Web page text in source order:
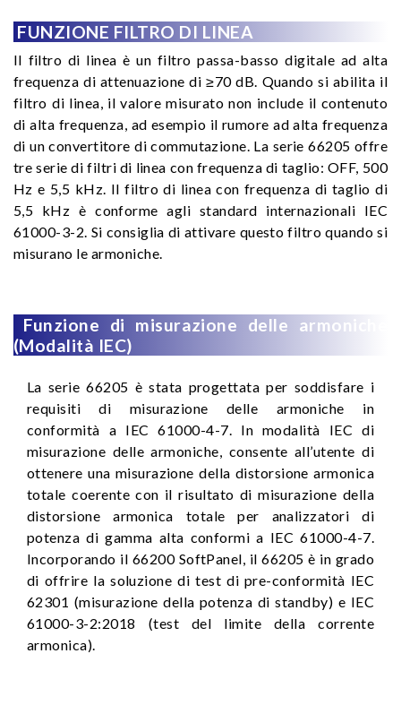
FUNZIONE FILTRO DI LINEA
Il filtro di linea è un filtro passa-basso digitale ad alta
frequenza di attenuazione di ≥70 dB. Quando si abilita il
filtro di linea, il valore misurato non include il contenuto
di alta frequenza, ad esempio il rumore ad alta frequenza
di un convertitore di commutazione. La serie 66205 offre
tre serie di filtri di linea con frequenza di taglio: OFF, 500
Hz e 5,5 kHz. Il filtro di linea con frequenza di taglio di
5,5 kHz è conforme agli standard internazionali IEC
61000-3-2. Si consiglia di attivare questo filtro quando si
misurano le armoniche.
Funzione di misurazione delle armoniche
(Modalità IEC)
La serie 66205 è stata progettata per soddisfare i
requisiti di misurazione delle armoniche in
conformità a IEC 61000-4-7. In modalità IEC di
misurazione delle armoniche, consente all’utente di
ottenere una misurazione della distorsione armonica
totale coerente con il risultato di misurazione della
distorsione armonica totale per analizzatori di
potenza di gamma alta conformi a IEC 61000-4-7.
Incorporando il 66200 SoftPanel, il 66205 è in grado
di offrire la soluzione di test di pre-conformità IEC
62301 (misurazione della potenza di standby) e IEC
61000-3-2:2018 (test del limite della corrente
armonica).